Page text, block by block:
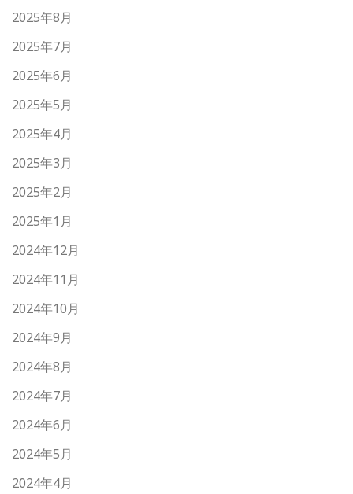
2025年8月
2025年7月
2025年6月
2025年5月
2025年4月
2025年3月
2025年2月
2025年1月
2024年12月
2024年11月
2024年10月
2024年9月
2024年8月
2024年7月
2024年6月
2024年5月
2024年4月